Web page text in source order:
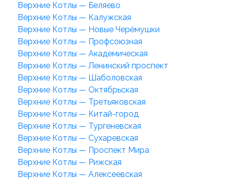
Верхние Котлы — Беляево
Верхние Котлы — Калужская
Верхние Котлы — Новые Черёмушки
Верхние Котлы — Профсоюзная
Верхние Котлы — Академическая
Верхние Котлы — Ленинский проспект
Верхние Котлы — Шаболовская
Верхние Котлы — Октябрьская
Верхние Котлы — Третьяковская
Верхние Котлы — Китай-город
Верхние Котлы — Тургеневская
Верхние Котлы — Сухаревская
Верхние Котлы — Проспект Мира
Верхние Котлы — Рижская
Верхние Котлы — Алексеевская